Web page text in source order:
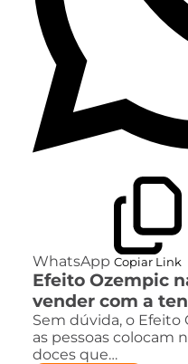
WhatsApp Copiar Link
Efeito Ozempic
vender com a
Sem dúvida, o
as pessoas colocam
doces que…